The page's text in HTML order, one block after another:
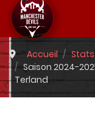
Accueil
Stats
Saison 2024-
Terland